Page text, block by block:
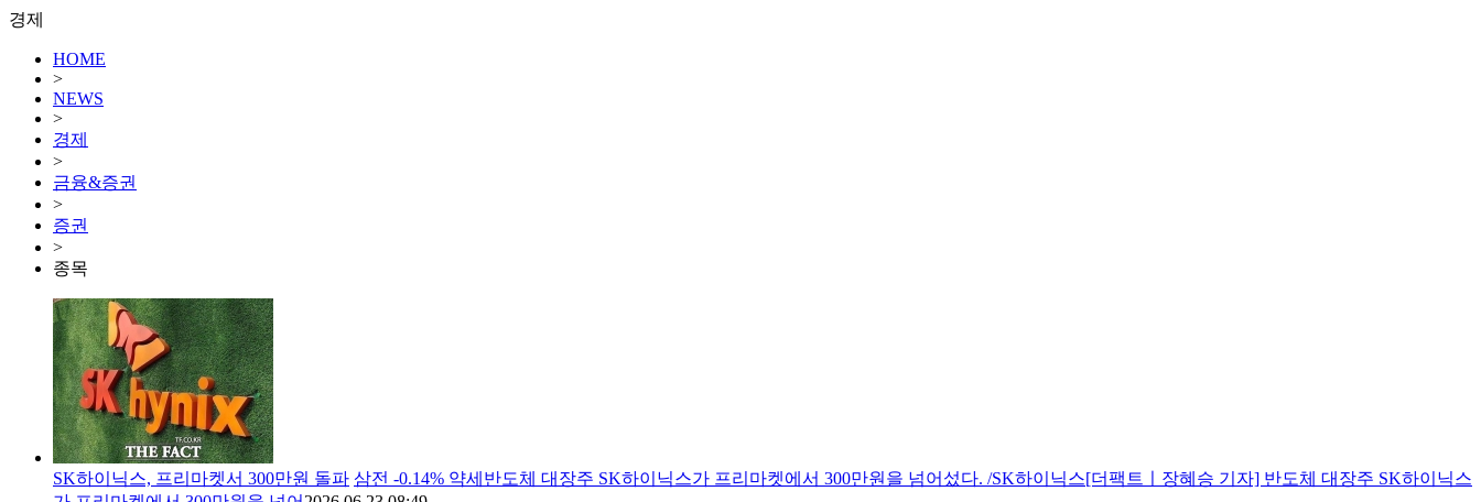
경제
HOME
>
NEWS
>
경제
>
금융&증권
>
증권
>
종목
SK하이닉스, 프리마켓서 300만원 돌파 삼전 -0.14% 약세반도체 대장주 SK하이닉스가 프리마켓에서 300만원을 넘어섰다. /SK하이닉스[더팩트ㅣ장혜승 기자] 반도체 대장주 SK하이닉스